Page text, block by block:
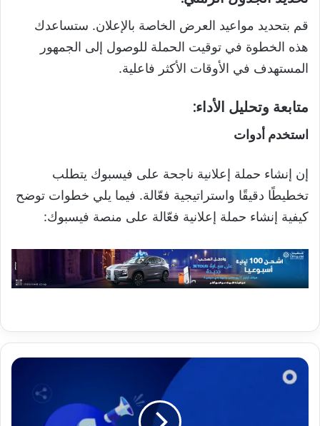
قم بتحديد مواعيد العرض الخاصة بالإعلان. ستساعدك
هذه الخطوة في توقيت الحملة للوصول إلى الجمهور
المستهدف في الأوقات الأكثر فاعلية.
متابعة وتحليل الأداء:
استخدم أدوات
إن إنشاء حملة إعلانية ناجحة على فيسبوك يتطلب
تخطيطًا دقيقًا واستراتيجية فعّالة. فيما يلي خطوات توضح
كيفية إنشاء حملة إعلانية فعّالة على منصة فيسبوك:
افضل
استراتيجيات